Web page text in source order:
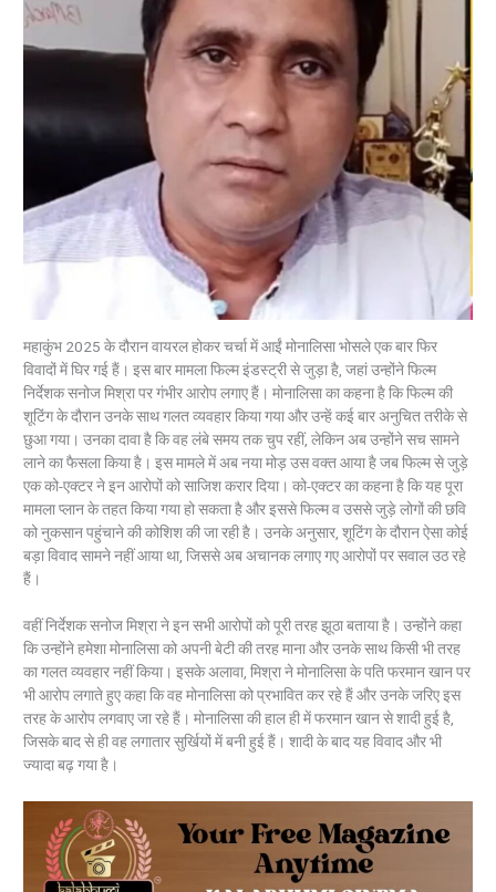
महाकुंभ 2025 के दौरान वायरल होकर चर्चा में आईं मोनालिसा भोसले एक बार फिर
विवादों में घिर गई हैं। इस बार मामला फिल्म इंडस्ट्री से जुड़ा है, जहां उन्होंने फिल्म
निर्देशक सनोज मिश्रा पर गंभीर आरोप लगाए हैं। मोनालिसा का कहना है कि फिल्म की
शूटिंग के दौरान उनके साथ गलत व्यवहार किया गया और उन्हें कई बार अनुचित तरीके से
छुआ गया। उनका दावा है कि वह लंबे समय तक चुप रहीं, लेकिन अब उन्होंने सच सामने
लाने का फैसला किया है। इस मामले में अब नया मोड़ उस वक्त आया है जब फिल्म से जुड़े
एक को-एक्टर ने इन आरोपों को साजिश करार दिया। को-एक्टर का कहना है कि यह पूरा
मामला प्लान के तहत किया गया हो सकता है और इससे फिल्म व उससे जुड़े लोगों की छवि
को नुकसान पहुंचाने की कोशिश की जा रही है। उनके अनुसार, शूटिंग के दौरान ऐसा कोई
बड़ा विवाद सामने नहीं आया था, जिससे अब अचानक लगाए गए आरोपों पर सवाल उठ रहे
हैं।
वहीं निर्देशक सनोज मिश्रा ने इन सभी आरोपों को पूरी तरह झूठा बताया है। उन्होंने कहा
कि उन्होंने हमेशा मोनालिसा को अपनी बेटी की तरह माना और उनके साथ किसी भी तरह
का गलत व्यवहार नहीं किया। इसके अलावा, मिश्रा ने मोनालिसा के पति फरमान खान पर
भी आरोप लगाते हुए कहा कि वह मोनालिसा को प्रभावित कर रहे हैं और उनके जरिए इस
तरह के आरोप लगवाए जा रहे हैं। मोनालिसा की हाल ही में फरमान खान से शादी हुई है,
जिसके बाद से ही वह लगातार सुर्खियों में बनी हुई हैं। शादी के बाद यह विवाद और भी
ज्यादा बढ़ गया है।